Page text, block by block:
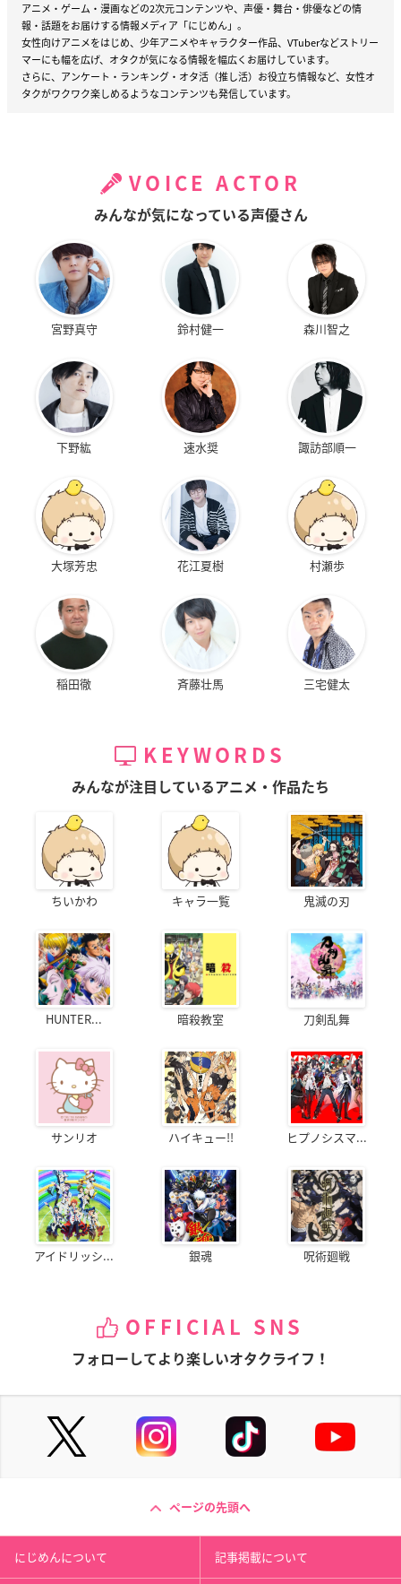
アニメ・ゲーム・漫画などの2次元コンテンツや、声優・舞台・俳優などの情
報・話題をお届けする情報メディア「にじめん」。
女性向けアニメをはじめ、少年アニメやキャラクター作品、VTuberなどストリー
マーにも幅を広げ、オタクが気になる情報を幅広くお届けしています。
さらに、アンケート・ランキング・オタ活（推し活）お役立ち情報など、女性オ
タクがワクワク楽しめるようなコンテンツも発信しています。
VOICE ACTOR
みんなが気になっている声優さん
宮野真守 鈴村健一 森川智之
下野紘 速水奨 諏訪部順一
大塚芳忠 花江夏樹 村瀬歩
稲田徹 斉藤壮馬 三宅健太
KEYWORDS
みんなが注目しているアニメ・作品たち
ちいかわ キャラ一覧 鬼滅の刃
HUNTER... 暗殺教室 刀剣乱舞
サンリオ ハイキュー!! ヒプノシスマ...
アイドリッシ... 銀魂 呪術廻戦
OFFICIAL SNS
フォローしてより楽しいオタクライフ！
ページの先頭へ
にじめんについて 記事掲載について